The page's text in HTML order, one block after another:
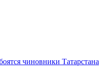
чиновники Татарстана